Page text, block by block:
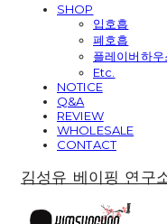
SHOP
입호흡
폐호흡
플레이버하
Etc.
NOTICE
Q&A
REVIEW
WHOLESALE
CONTACT
김성유 베이핑 연구